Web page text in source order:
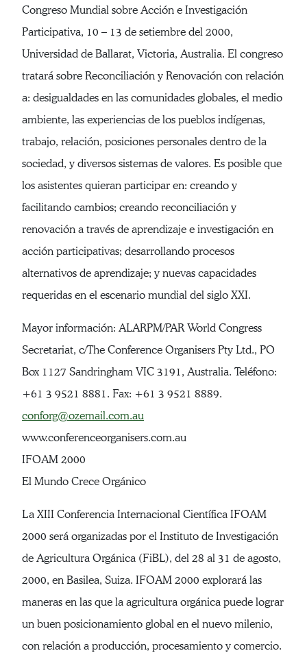
Congreso Mundial sobre Acción e Investigación
Participativa, 10 – 13 de setiembre del 2000,
Universidad de Ballarat, Victoria, Australia. El congreso
tratará sobre Reconciliación y Renovación con relación
a: desigualdades en las comunidades globales, el medio
ambiente, las experiencias de los pueblos indígenas,
trabajo, relación, posiciones personales dentro de la
sociedad, y diversos sistemas de valores. Es posible que
los asistentes quieran participar en: creando y
facilitando cambios; creando reconciliación y
renovación a través de aprendizaje e investigación en
acción participativas; desarrollando procesos
alternativos de aprendizaje; y nuevas capacidades
requeridas en el escenario mundial del siglo XXI.
Mayor información: ALARPM/PAR World Congress
Secretariat, c/The Conference Organisers Pty Ltd., PO
Box 1127 Sandringham VIC 3191, Australia. Teléfono:
+61 3 9521 8881. Fax: +61 3 9521 8889.
conforg@ozemail.com.au
www.conferenceorganisers.com.au
IFOAM 2000
El Mundo Crece Orgánico
La XIII Conferencia Internacional Científica IFOAM
2000 será organizadas por el Instituto de Investigación
de Agricultura Orgánica (FiBL), del 28 al 31 de agosto,
2000, en Basilea, Suiza. IFOAM 2000 explorará las
maneras en las que la agricultura orgánica puede lograr
un buen posicionamiento global en el nuevo milenio,
con relación a producción, procesamiento y comercio.